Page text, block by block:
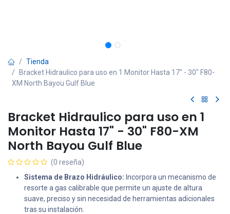
Tienda
Bracket Hidraulico para uso en 1 Monitor Hasta 17" - 30" F80-
XM North Bayou Gulf Blue
Bracket Hidraulico para uso en 1
Monitor Hasta 17" - 30" F80-XM
North Bayou Gulf Blue
(0 reseña)
Sistema de Brazo Hidráulico: Incorpora un mecanismo de
resorte a gas calibrable que permite un ajuste de altura
suave, preciso y sin necesidad de herramientas adicionales
tras su instalación.